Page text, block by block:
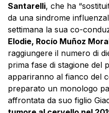
Santarelli, che ha
da una sindrome
settimana la sua co-
Elodie, Rocío Muñoz
raggiungere il numero di
prima fase di stagione del
appariranno al fianco del
preparato un monologo
affrontata da suo figlio